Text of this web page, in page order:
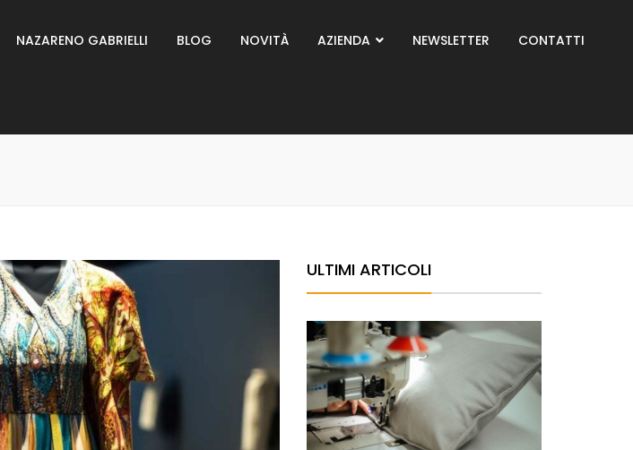
NAZARENO GABRIELLI BLOG NOVITÀ AZIENDA NEWSLETTER CONTATTI
ULTIMI ARTICOLI